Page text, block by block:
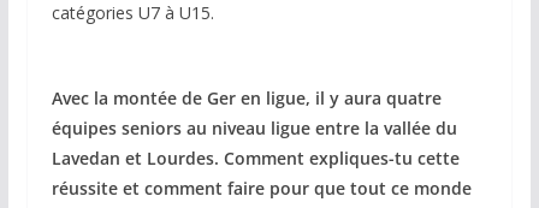
catégories U7 à U15.
Avec la montée de Ger en ligue, il y aura quatre
équipes seniors au niveau ligue entre la vallée du
Lavedan et Lourdes. Comment expliques-tu cette
réussite et comment faire pour que tout ce monde